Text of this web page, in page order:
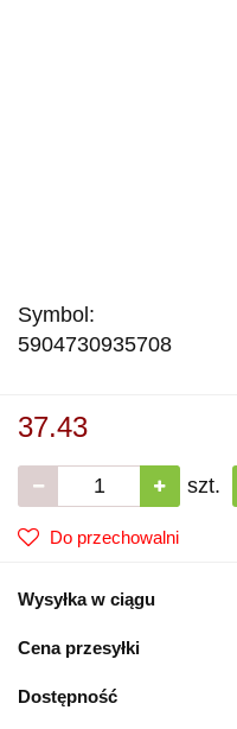
Symbol:
5904730935708
37.43
szt.
Do przechowalni
Wysyłka w ciągu
Cena przesyłki
Dostępność